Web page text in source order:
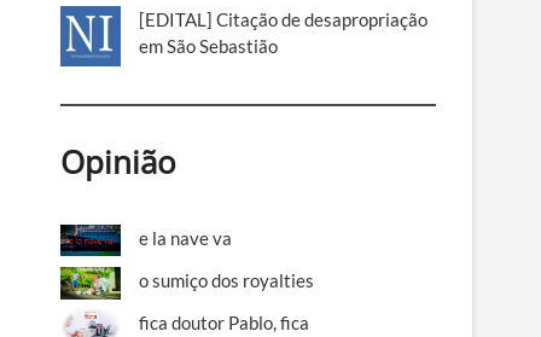
[EDITAL] Citação de desapropriação
em São Sebastião
Opinião
e la nave va
o sumiço dos royalties
fica doutor Pablo, fica